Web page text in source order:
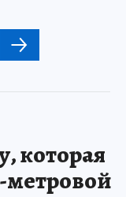
которая
метровой